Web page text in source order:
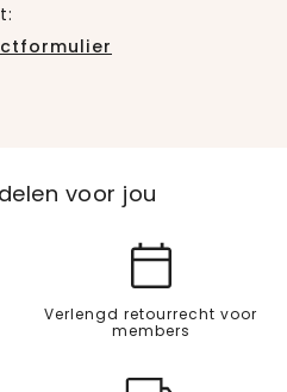
voor jou
Verlengd retourrecht voor
members